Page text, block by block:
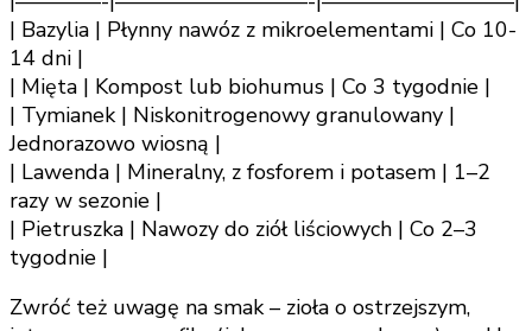
| Bazylia | Płynny nawóz z mikroelementami | Co 10-
14 dni |
| Mięta | Kompost lub biohumus | Co 3 tygodnie |
| Tymianek | Niskonitrogenowy granulowany |
Jednorazowo wiosną |
| Lawenda | Mineralny, z fosforem i potasem | 1–2
razy w sezonie |
| Pietruszka | Nawozy do ziół liściowych | Co 2–3
tygodnie |
Zwróć też uwagę na smak – zioła o ostrzejszym,